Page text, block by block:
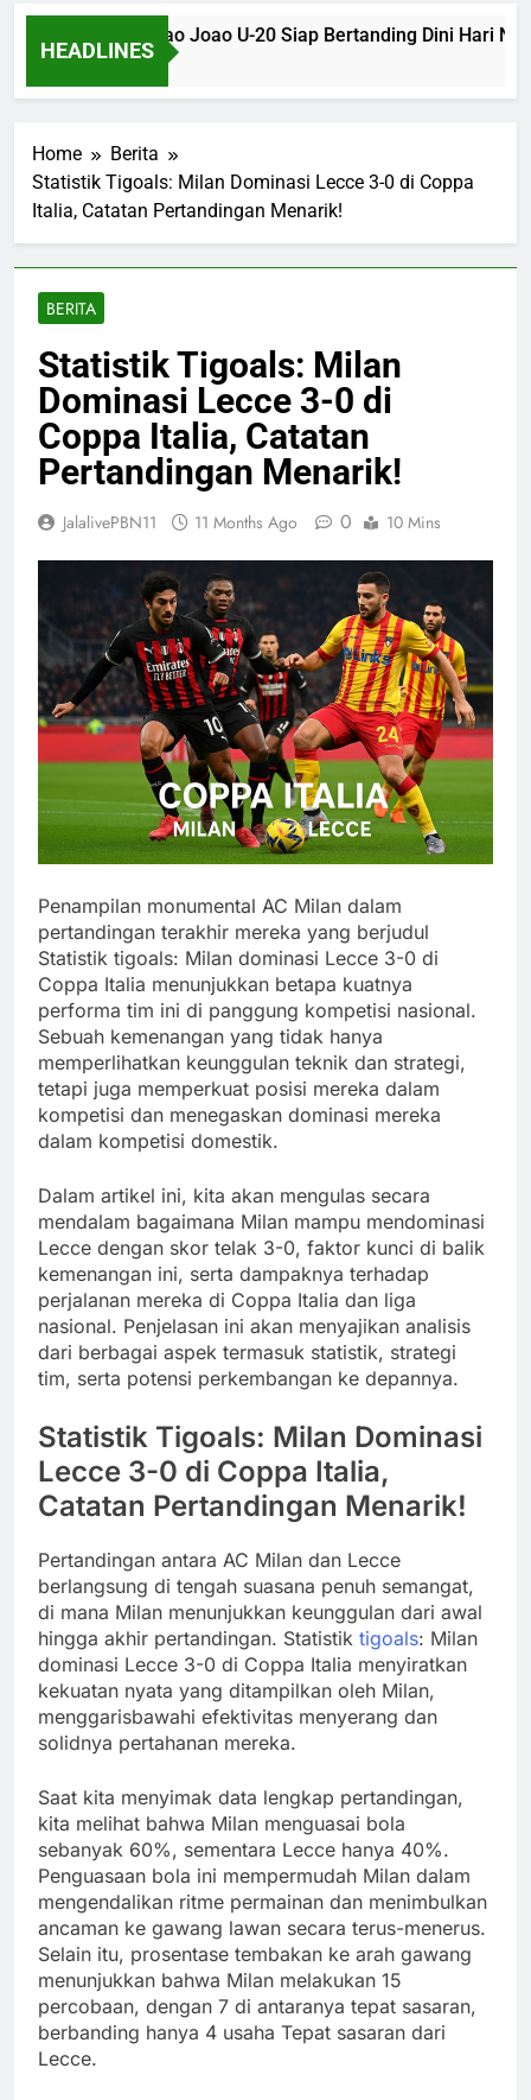
HEADLINES
SP U-20 dan Sao Joao U-20 Siap Bertanding Dini Hari
Home
Berita
Statistik Tigoals: Milan Dominasi Lecce 3-0 di Coppa
Italia, Catatan Pertandingan Menarik!
BERITA
Statistik Tigoals: Milan
Dominasi Lecce 3-0 di
Coppa Italia, Catatan
Pertandingan Menarik!
JalalivePBN11 11 Months Ago 0 10 Mins
Penampilan monumental AC Milan dalam
pertandingan terakhir mereka yang berjudul
Statistik tigoals: Milan dominasi Lecce 3-0 di
Coppa Italia menunjukkan betapa kuatnya
performa tim ini di panggung kompetisi nasional.
Sebuah kemenangan yang tidak hanya
memperlihatkan keunggulan teknik dan strategi,
tetapi juga memperkuat posisi mereka dalam
kompetisi dan menegaskan dominasi mereka
dalam kompetisi domestik.
Dalam artikel ini, kita akan mengulas secara
mendalam bagaimana Milan mampu mendominasi
Lecce dengan skor telak 3-0, faktor kunci di balik
kemenangan ini, serta dampaknya terhadap
perjalanan mereka di Coppa Italia dan liga
nasional. Penjelasan ini akan menyajikan analisis
dari berbagai aspek termasuk statistik, strategi
tim, serta potensi perkembangan ke depannya.
Statistik Tigoals: Milan Dominasi
Lecce 3-0 di Coppa Italia,
Catatan Pertandingan Menarik!
Pertandingan antara AC Milan dan Lecce
berlangsung di tengah suasana penuh semangat,
di mana Milan menunjukkan keunggulan dari awal
hingga akhir pertandingan. Statistik tigoals: Milan
dominasi Lecce 3-0 di Coppa Italia menyiratkan
kekuatan nyata yang ditampilkan oleh Milan,
menggarisbawahi efektivitas menyerang dan
solidnya pertahanan mereka.
Saat kita menyimak data lengkap pertandingan,
kita melihat bahwa Milan menguasai bola
sebanyak 60%, sementara Lecce hanya 40%.
Penguasaan bola ini mempermudah Milan dalam
mengendalikan ritme permainan dan menimbulkan
ancaman ke gawang lawan secara terus-menerus.
Selain itu, prosentase tembakan ke arah gawang
menunjukkan bahwa Milan melakukan 15
percobaan, dengan 7 di antaranya tepat sasaran,
berbanding hanya 4 usaha Tepat sasaran dari
Lecce.